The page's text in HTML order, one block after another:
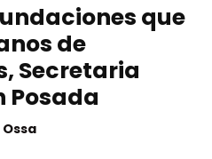
que
de
Secretaria
Posada